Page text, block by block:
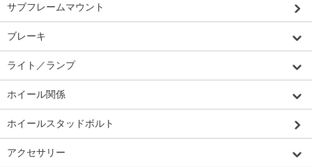
サブフレームマウント
ブレーキ
ライト／ランプ
ホイール関係
ホイールスタッドボルト
アクセサリー